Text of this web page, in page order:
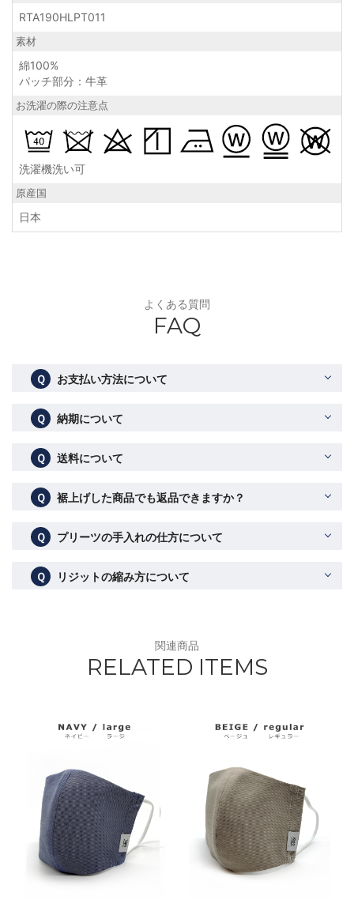
RTA190HLPT011
素材
綿100%
パッチ部分：牛革
お洗濯の際の注意点
洗濯機洗い可
原産国
日本
よくある質問
FAQ
Ｑ お支払い方法について
Ｑ 納期について
Ｑ 送料について
Ｑ 裾上げした商品でも返品できますか？
Ｑ プリーツの手入れの仕方について
Ｑ リジットの縮み方について
関連商品
RELATED ITEMS